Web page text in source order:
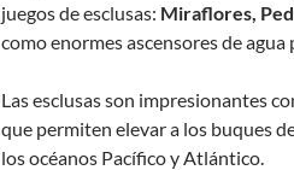
juegos de esclusas: Miraflores,
como enormes ascensores de agua
Las esclusas son impresionantes
que permiten elevar a los buques
los océanos Pacífico y Atlántico.